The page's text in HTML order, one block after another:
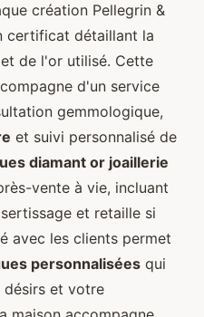
création Pellegrin &
certificat détaillant la
de l'or utilisé. Cette
d'un service
gemmologique,
et suivi personnalisé de
diamant or joaillerie
vente à vie, incluant
et retaille si
avec les clients permet
personnalisées qui
et votre